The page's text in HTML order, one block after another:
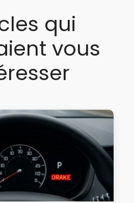
qui
vous